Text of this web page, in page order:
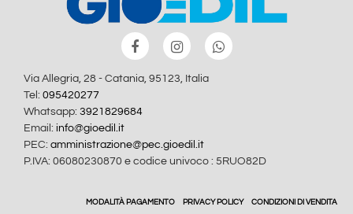
Via Allegria, 28 - Catania, 95123, Italia
Tel: 095420277
Whatsapp: 3921829684
Email: info@gioedil.it
PEC: amministrazione@pec.gioedil.it
P.IVA: 06080230870 e codice univoco : 5RUO82D
MODALITÀ PAGAMENTO PRIVACY POLICY CONDIZIONI DI VENDITA